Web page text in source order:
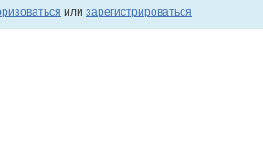
или зарегистрироваться